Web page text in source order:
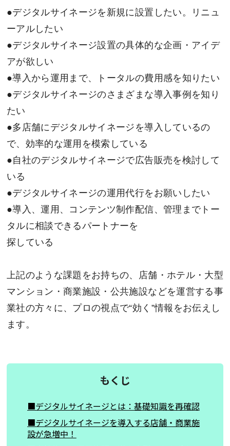
●デジタルサイネージを新規に設置したい。リニュ
ーアルしたい
●デジタルサイネージ設置の具体的な企画・アイデ
アが欲しい
●導入から運用まで、トータルの費用感を知りたい
●デジタルサイネージのさまざまな導入事例を知り
たい
●多店舗にデジタルサイネージを導入しているの
で、効率的な運用を模索している
●自社のデジタルサイネージで広告販売を検討して
いる
●デジタルサイネージの運用代行をお願いしたい
●導入、運用、コンテンツ制作配信、管理までトー
タルに相談できるパートナーを
探している
上記のような課題をお持ちの、店舗・ホテル・大型
マンション・商業施設・公共施設などを運営する事
業社の方々に、プロの視点で“効く”情報をお伝えし
ます。
もくじ
■デジタルサイネージとは：基礎知識を再確認
■デジタルサイネージを導入する店舗・商業施
設が急増中！